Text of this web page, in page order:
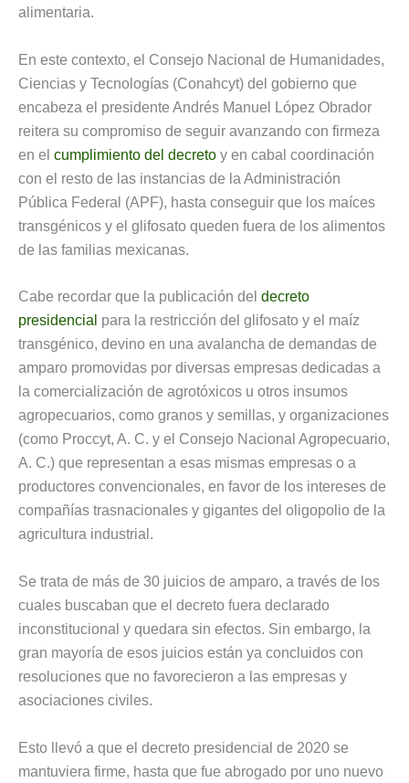
alimentaria.
En este contexto, el Consejo Nacional de Humanidades,
Ciencias y Tecnologías (Conahcyt) del gobierno que
encabeza el presidente Andrés Manuel López Obrador
reitera su compromiso de seguir avanzando con firmeza
en el cumplimiento del decreto y en cabal coordinación
con el resto de las instancias de la Administración
Pública Federal (APF), hasta conseguir que los maíces
transgénicos y el glifosato queden fuera de los alimentos
de las familias mexicanas.
Cabe recordar que la publicación del decreto
presidencial para la restricción del glifosato y el maíz
transgénico, devino en una avalancha de demandas de
amparo promovidas por diversas empresas dedicadas a
la comercialización de agrotóxicos u otros insumos
agropecuarios, como granos y semillas, y organizaciones
(como Proccyt, A. C. y el Consejo Nacional Agropecuario,
A. C.) que representan a esas mismas empresas o a
productores convencionales, en favor de los intereses de
compañías trasnacionales y gigantes del oligopolio de la
agricultura industrial.
Se trata de más de 30 juicios de amparo, a través de los
cuales buscaban que el decreto fuera declarado
inconstitucional y quedara sin efectos. Sin embargo, la
gran mayoría de esos juicios están ya concluidos con
resoluciones que no favorecieron a las empresas y
asociaciones civiles.
Esto llevó a que el decreto presidencial de 2020 se
mantuviera firme, hasta que fue abrogado por uno nuevo